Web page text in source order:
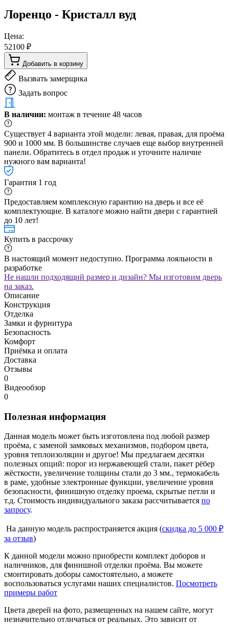
Лоренцо - Кристалл вуд
Цена:
52100 ₽
Добавить в корзину
Вызвать замерщика
Задать вопрос
В наличии: монтаж в течение 48 часов
Существует 4 варианта этой модели: левая, правая, для проёма
900 и 1000 мм. В большинстве случаев еще выбор внутренней
панели. Обратитесь в отдел продаж и уточните наличие
нужного вам варианта!
Гарантия 1 год
Предоставляем комплексную гарантию на дверь и все её
комплектующие. В каталоге можно найти двери с гарантией
до 10 лет!
Купить в рассрочку
В настоящий момент недоступно. Программа лояльности в
разработке
Не нашли подходящий размер и дизайн? Мы изготовим дверь
на заказ.
Описание
Конструкция
Отделка
Замки и фурнитура
Безопасность
Комфорт
Приёмка и оплата
Доставка
Отзывы
0
Видеообзор
0
Полезная информация
Данная модель может быть изготовлена под любой размер
проёма, с заменой замковых механизмов, подбором цвета,
уровня теплоизоляции и другое! Мы предлагаем десятки
полезных опций: порог из нержавеющей стали, пакет рёбер
жёсткости, увеличение толщины стали до 3 мм., термокабель
в раме, удобные электронные функции, увеличение уровня
безопасности, финишную отделку проема, скрытые петли и
т.д. Стоимость индивидуального заказа рассчитывается по
запросу.
На данную модель распространяется акция (скидка до 5 000 ₽
за отзыв)
К данной модели можно приобрести комплект доборов и
наличников, для финишной отделки проёма. Вы можете
смонтировать доборы самостоятельно, а можете
воспользоваться услугами наших специалистов. Посмотреть
примеры работ
Цвета дверей на фото, размещенных на нашем сайте, могут
незначительно отличаться от реальных. Это зависит от